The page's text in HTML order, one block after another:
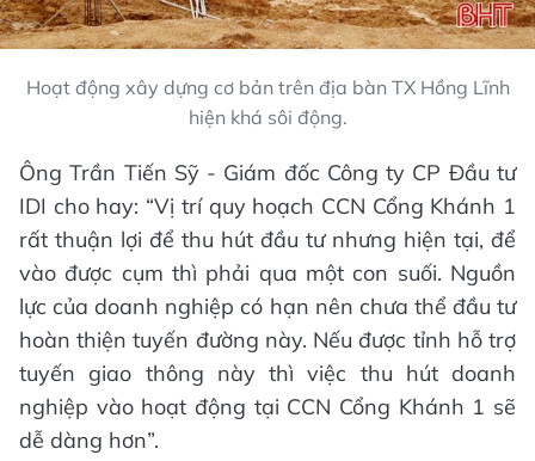
Hoạt động xây dựng cơ bản trên địa bàn TX Hồng Lĩnh
hiện khá sôi động.
Ông Trần Tiến Sỹ - Giám đốc Công ty CP Đầu tư
IDI cho hay: “Vị trí quy hoạch CCN Cổng Khánh 1
rất thuận lợi để thu hút đầu tư nhưng hiện tại, để
vào được cụm thì phải qua một con suối. Nguồn
lực của doanh nghiệp có hạn nên chưa thể đầu tư
hoàn thiện tuyến đường này. Nếu được tỉnh hỗ trợ
tuyến giao thông này thì việc thu hút doanh
nghiệp vào hoạt động tại CCN Cổng Khánh 1 sẽ
dễ dàng hơn”.